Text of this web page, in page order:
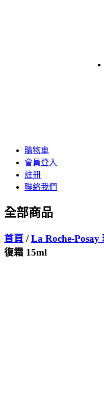
購物車
會員登入
註冊
聯絡我們
全部商品
首頁 /La Roche-
復霜 15ml